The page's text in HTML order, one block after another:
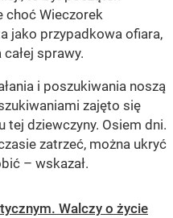
choć Wieczorek
jako przypadkowa ofiara,
sprawy.
i poszukiwania noszą
zajęto się
dziewczyny. Osiem dni.
zatrzeć, można ukryć
– wskazał.
Walczy o życie